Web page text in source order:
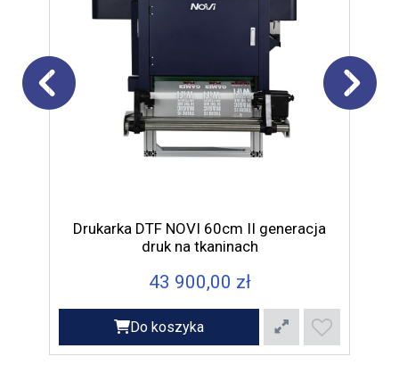
Drukarka DTF NOVI 60cm II generacja
druk na tkaninach
43 900,00 zł
Do koszyka